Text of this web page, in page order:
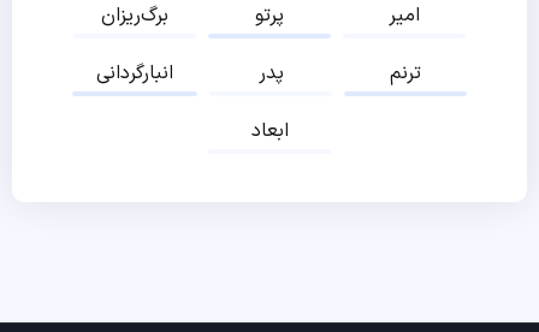
برگ‌ریزان
پرتو
امیر
انبارگردانی
پدر
ترنم
ابعاد